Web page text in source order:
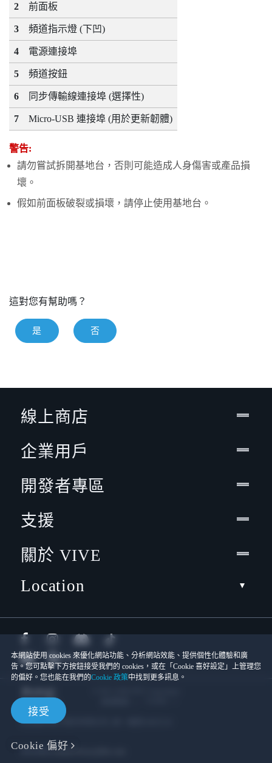
2 前面板
3 頻道指示燈 (下凹)
4 電源連接埠
5 頻道按鈕
6 同步傳輸線連接埠 (選擇性)
7 Micro-USB 連接埠 (用於更新韌體)
警告:
請勿嘗試拆開基地台，否則可能造成人身傷害或產品損
壞。
假如前面板破裂或損壞，請停止使用基地台。
這對您有幫助嗎？
是 否
本網站使用 cookies 來優化網站功能、分析網站效能、提供個性化體驗和廣
告。您可點擊下方按鈕接受我們的 cookies，或在「Cookie 喜好設定」上管理您
的偏好。您也能在我們的Cookie 政策中找到更多訊息。
接受
Cookie 偏好
線上商店
企業用戶
開發者專區
支援
關於 VIVE
Location
宏達國際電子股份有限公司 | 統一編號16003518
隱私聯絡:Global-Privacy@htc.com